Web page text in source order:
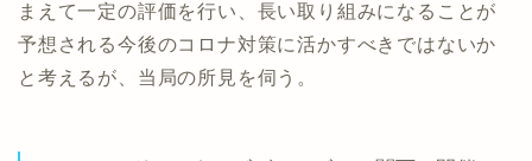
まえて一定の評価を行い、長い取り組みになることが
予想される今後のコロナ対策に活かすべきではないか
と考えるが、当局の所見を伺う。